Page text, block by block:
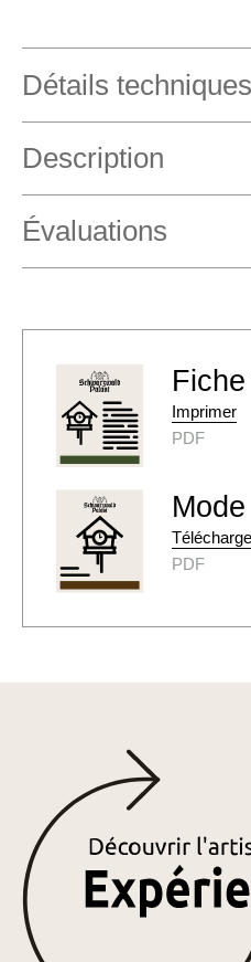
Détails techniques
Description
Évaluations
Imprimer
PDF
PDF